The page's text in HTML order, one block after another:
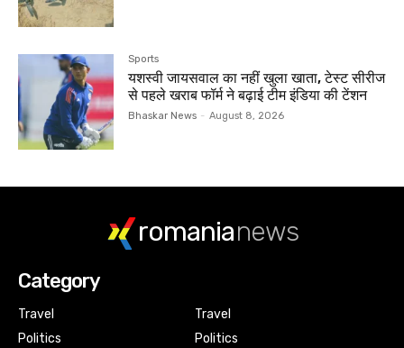
Sports
यशस्वी जायसवाल का नहीं खुला खाता, टेस्ट सीरीज
से पहले खराब फॉर्म ने बढ़ाई टीम इंडिया की टेंशन
Bhaskar News - August 8, 2026
romanianews
Category
Travel
Politics
Travel
Politics